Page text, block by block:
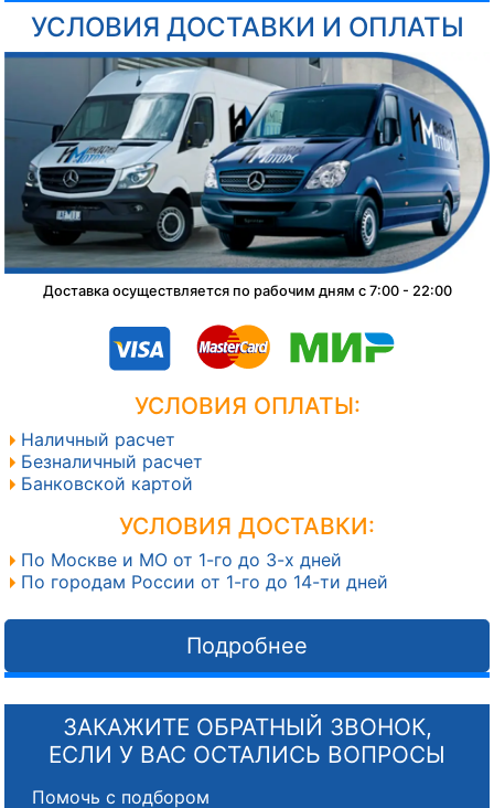
УСЛОВИЯ ДОСТАВКИ И ОПЛАТЫ
Доставка осуществляется по рабочим дням с 7:00 - 22:00
УСЛОВИЯ ОПЛАТЫ:
Наличный расчет
Безналичный расчет
Банковской картой
УСЛОВИЯ ДОСТАВКИ:
По Москве и МО от 1-го до 3-х дней
По городам России от 1-го до 14-ти дней
Подробнее
ЗАКАЖИТЕ ОБРАТНЫЙ ЗВОНОК,
ЕСЛИ У ВАС ОСТАЛИСЬ ВОПРОСЫ
Помочь с подбором